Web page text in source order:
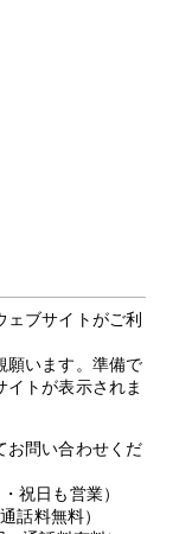
ェブサイトがご利
願います。準備で
イトが表示されま
お問い合わせくだ
祝日も営業）
話料無料）